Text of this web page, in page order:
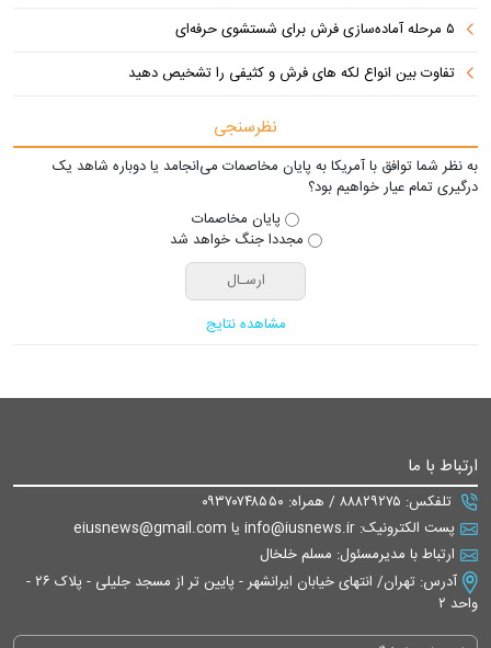
۵ مرحله آماده‌سازی فرش برای شستشوی حرفه‌ای
تفاوت‌ بین انواع لکه های فرش و کثیفی را تشخیص دهید
نظرسنجی
به نظر شما توافق با آمریکا به پایان مخاصمات می‌انجامد یا دوباره شاهد یک
درگیری تمام عیار خواهیم بود؟
پایان مخاصمات
مجددا جنگ خواهد شد
مشاهده نتایج
ارتباط با ما
تلفکس: ۸۸۸۲۹۲۷۵ / همراه: ۰۹۳۷۰۷۴۸۵۵۰
پست الکترونیک: info@iusnews.ir یا eiusnews@gmail.com
ارتباط با مدیرمسئول: مسلم خلخال
آدرس: تهران/ انتهای خیابان ایرانشهر - پایین تر از مسجد جلیلی - پلاک ۲۶ -
واحد ۲